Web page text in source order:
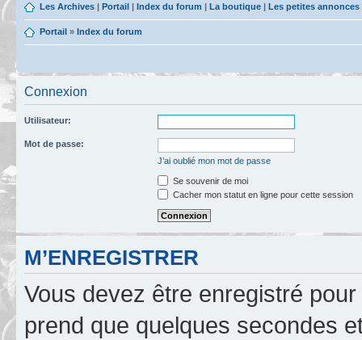
Les Archives | Portail | Index du forum | La boutique | Les petites
Portail » Index du forum
Connexion
Utilisateur:
Mot de passe:
J’ai oublié mon mot de passe
Se souvenir de moi
Cacher mon statut en ligne pour cette session
M’ENREGISTRER
Vous devez être enregistré
prend que quelques secondes